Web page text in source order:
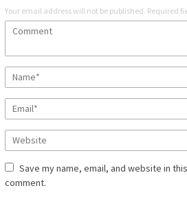
Your email address will not be published. Required
Save my name, email, and website in
comment.